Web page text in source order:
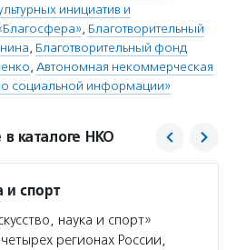
инициатив и
, Благотворительный
, Благотворительный фонд
, Автономная некоммерческая
социальной информации»
каталоге НКО
и спорт
наука и спорт»
регионах России,